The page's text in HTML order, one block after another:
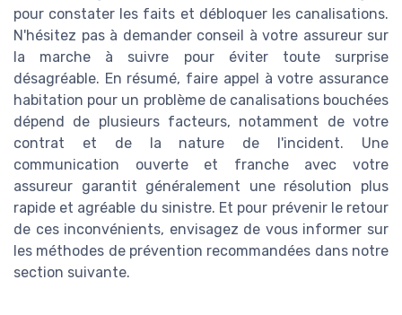
pour constater les faits et débloquer les canalisations.
N'hésitez pas à demander conseil à votre assureur sur
la marche à suivre pour éviter toute surprise
désagréable. En résumé, faire appel à votre assurance
habitation pour un problème de canalisations bouchées
dépend de plusieurs facteurs, notamment de votre
contrat et de la nature de l'incident. Une
communication ouverte et franche avec votre
assureur garantit généralement une résolution plus
rapide et agréable du sinistre. Et pour prévenir le retour
de ces inconvénients, envisagez de vous informer sur
les méthodes de prévention recommandées dans notre
section suivante.